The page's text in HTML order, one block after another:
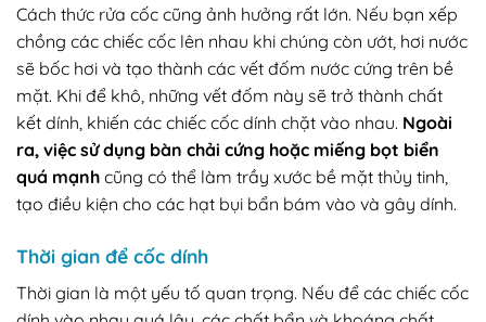
Cách thức rửa cốc cũng ảnh hưởng rất lớn. Nếu bạn xếp
chồng các chiếc cốc lên nhau khi chúng còn ướt, hơi nước
sẽ bốc hơi và tạo thành các vết đốm nước cứng trên bề
mặt. Khi để khô, những vết đốm này sẽ trở thành chất
kết dính, khiến các chiếc cốc dính chặt vào nhau. Ngoài
ra, việc sử dụng bàn chải cứng hoặc miếng bọt biển
quá mạnh cũng có thể làm trầy xước bề mặt thủy tinh,
tạo điều kiện cho các hạt bụi bẩn bám vào và gây dính.
Thời gian để cốc dính
Thời gian là một yếu tố quan trọng. Nếu để các chiếc cốc